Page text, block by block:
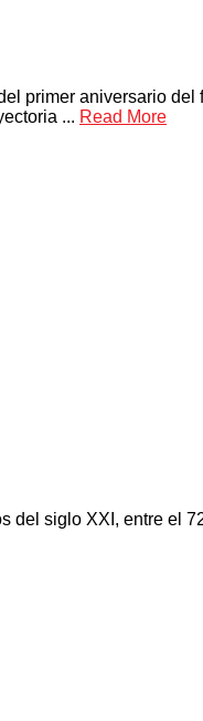
primer aniversario
... Read More
del siglo XXI, entre el